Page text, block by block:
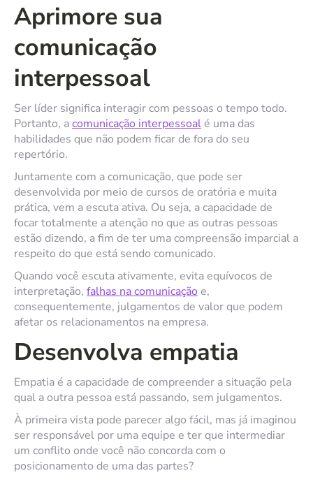
Aprimore sua
comunicação
interpessoal
Ser líder significa interagir com pessoas o tempo todo.
Portanto, acomunicação interpessoalé uma das
habilidades que não podem ficar de fora do seu
repertório.
Juntamente com a comunicação, que pode ser
desenvolvida por meio de cursos de oratória e muita
prática, vem a escuta ativa. Ou seja, a capacidade de
focar totalmente a atenção no que as outras pessoas
estão dizendo, a fim de ter uma compreensão imparcial a
respeito do que está sendo comunicado.
Quando você escuta ativamente, evita equívocos de
interpretação, falhas na comunicação e,
consequentemente, julgamentos de valor que podem
afetar os relacionamentos na empresa.
Desenvolva empatia
Empatia é a capacidade de compreender a situação pela
qual a outra pessoa está passando, sem julgamentos.
À primeira vista pode parecer algo fácil, mas já imaginou
ser responsável por uma equipe e ter que intermediar
um conflito onde você não concorda com o
posicionamento de uma das partes?